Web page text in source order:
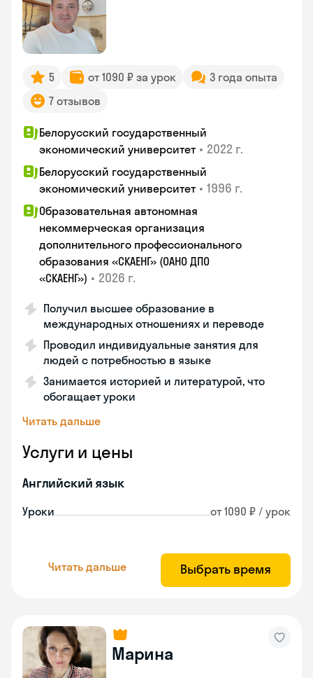
5 от 1090 ₽ за урок
3 года опыта
7 отзывов
Белорусский государственный
экономический университет • 2022 г.
Белорусский государственный
экономический университет • 1996 г.
Образовательная автономная
некоммерческая организация
дополнительного профессионального
образования «СКАЕНГ» (ОАНО ДПО
«СКАЕНГ») • 2026 г.
Получил высшее образование в
международных отношениях и переводе
Проводил индивидуальные занятия для
людей с потребностью в языке
Занимается историей и литературой, что
обогащает уроки
Читать дальше
Услуги и цены
Английский язык
Уроки от 1090 ₽ / урок
Читать дальше Выбрать время
Марина